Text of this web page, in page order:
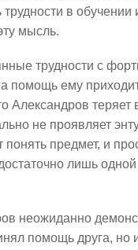
в
мысль.
трудности с
помощь ему
Александров
не проявляет
предмет, и
лишь
неожиданно
помощь друга, но